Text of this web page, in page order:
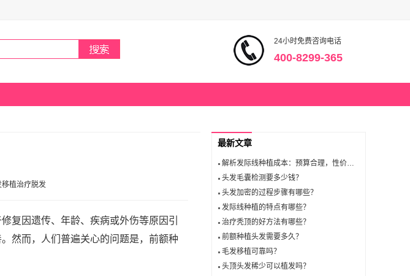
24小时免费咨询电话
400-8299-365
植治疗脱发
复因遗传、年龄、疾病或外伤等原因引
然而，人们普遍关心的问题是，前额种
最新文章
解析发际线种植成本：预算合理，性价比高！
头发毛囊检测要多少钱？
头发加密的过程步骤有哪些？
发际线种植的特点有哪些？
治疗秃顶的好方法有哪些？
前额种植头发需要多久？
毛发移植可靠吗？
头顶头发稀少可以植发吗？